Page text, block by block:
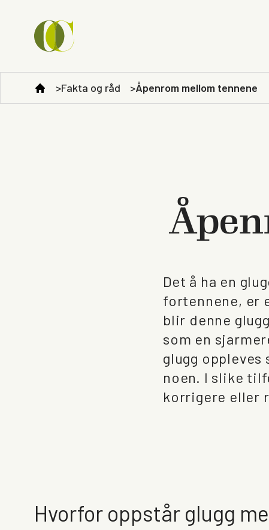
Fakta og råd Åpenrom mellom tennene
Det å ha en
fortennene, er
blir denne
som en
glugg
noen. I slike
korrigere eller
Hvorfor oppstår glugg